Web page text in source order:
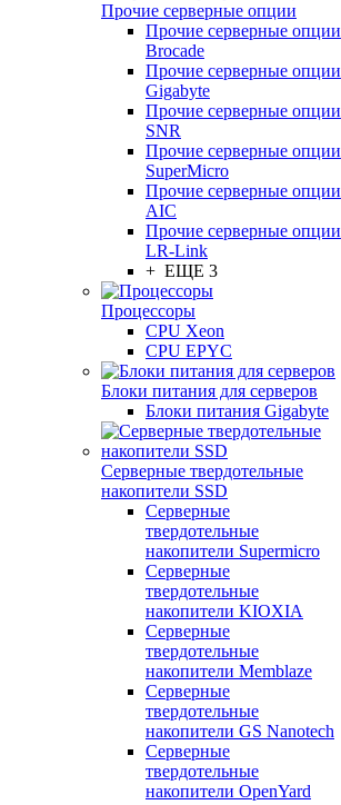
Прочие серверные опции
Прочие серверные опции
Brocade
Прочие серверные опции
Gigabyte
Прочие серверные опции
SNR
Прочие серверные опции
SuperMicro
Прочие серверные опции
AIC
Прочие серверные опции
LR-Link
+ ЕЩЕ 3
Процессоры
CPU Xeon
CPU EPYC
Блоки питания для серверов
Блоки питания Gigabyte
Серверные твердотельные
накопители SSD
Cерверные
твердотельные
накопители Supermicro
Cерверные
твердотельные
накопители KIOXIA
Cерверные
твердотельные
накопители Memblaze
Cерверные
твердотельные
накопители GS Nanotech
Серверные
твердотельные
накопители OpenYard